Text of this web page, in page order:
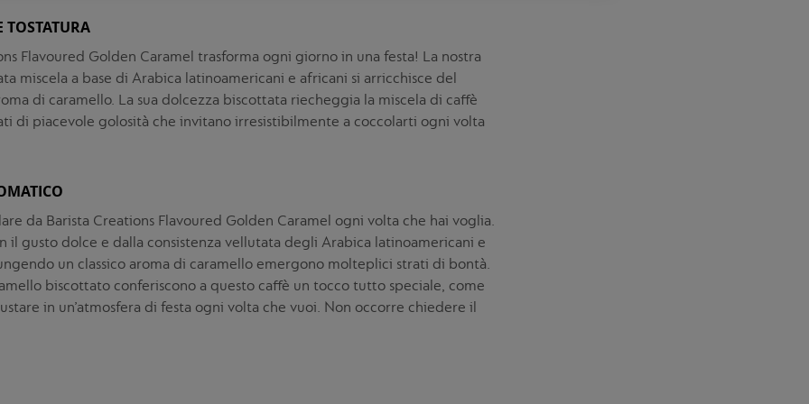
TOSTATURA
Flavoured Golden Caramel trasforma ogni giorno in una festa! La nostra
miscela a base di Arabica latinoamericani e africani si arricchisce del
di caramello. La sua dolcezza biscottata riecheggia la miscela di caffè
di piacevole golosità che invitano irresistibilmente a coccolarti ogni volta
da Barista Creations Flavoured Golden Caramel ogni volta che hai voglia.
il gusto dolce e dalla consistenza vellutata degli Arabica latinoamericani e
un classico aroma di caramello emergono molteplici strati di bontà.
biscottato conferiscono a questo caffè un tocco tutto speciale, come
in un’atmosfera di festa ogni volta che vuoi. Non occorre chiedere il